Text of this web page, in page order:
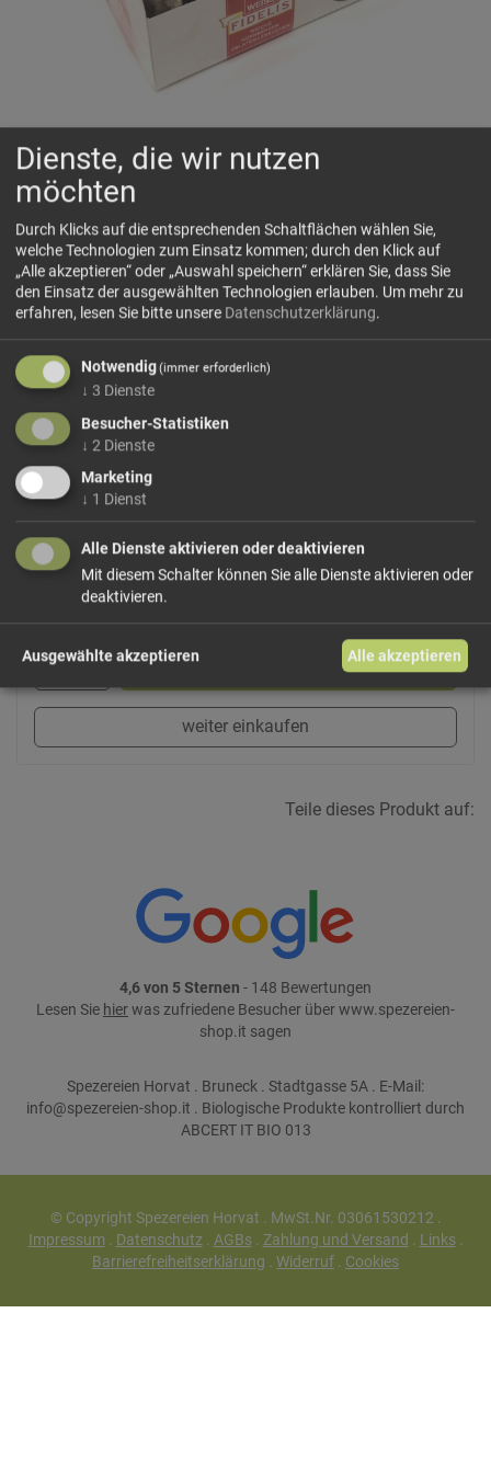
Fidelis Weiss sortiert
🌡️ Bei heißen Temperaturen von über 25°C können wir leider
keine Garantie geben, dass die Produkte auf dem
Versandweg unversehrt bleiben und nicht geschmolzen bei
Ihnen ankommen.
Oblaten-Lebkuchen, glasiert und schokoliert
Zutaten: Zucker, WEIZENMEHL, Ölsamen (HASELNÜSSE,
WALNÜSSE, MANDELN, CASHEWKERNE), kandierte
Zucker), Glukose-Fruktose-Sirup, Backoblaten
(WEIZENMEHL, Kartoffelstärke), Persipan (Aprikosenkerne,
Zucker,...
mehr Infos +
In den Warenkorb
weiter einkaufen
Teile dieses Produkt auf:
4,6 von 5 Sternen - 148 Bewertungen
Lesen Sie hierwas zufriedene Besucher über www.spezereien-
shop.it sagen
Spezereien Horvat . Bruneck . Stadtgasse 5A . E-Mail:
info@spezereien-shop.it . Biologische Produkte kontrolliert durch
ABCERT IT BIO 013
© Copyright Spezereien Horvat . MwSt.Nr. 03061530212 .
Impressum. Datenschutz. AGBs. Zahlung und Versand . Links.
Barrierefreiheitserklärung . Widerruf . Cookies
Dienste, die wir nutzen
möchten
Durch Klicks auf die entsprechenden Schaltflächen wählen Sie,
welche Technologien zum Einsatz kommen; durch den Klick auf
„Alle akzeptieren“ oder „Auswahl speichern“ erklären Sie, dass Sie
den Einsatz der ausgewählten Technologien erlauben. Um mehr zu
erfahren, lesen Sie bitte unsere Datenschutzerklärung.
Notwendig(immer erforderlich)
↓ 3 Dienste
Besucher-Statistiken
↓ 2 Dienste
Marketing
↓ 1 Dienst
Alle Dienste aktivieren oder deaktivieren
Mit diesem Schalter können Sie alle Dienste aktivieren oder
deaktivieren.
Ausgewählte akzeptieren Alle akzeptieren